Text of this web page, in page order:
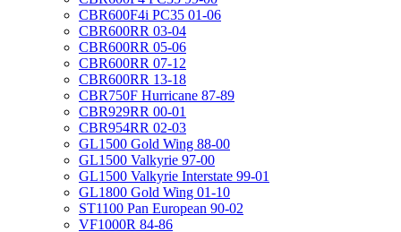
CBR600F4i PC35 01-06
CBR600RR 03-04
CBR600RR 05-06
CBR600RR 07-12
CBR600RR 13-18
CBR750F Hurricane 87-89
CBR929RR 00-01
CBR954RR 02-03
GL1500 Gold Wing 88-00
GL1500 Valkyrie 97-00
GL1500 Valkyrie Interstate 99-01
GL1800 Gold Wing 01-10
ST1100 Pan European 90-02
VF1000R 84-86